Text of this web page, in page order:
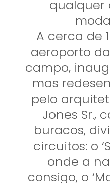
qualquer
A cerca de
aeroporto
campo,
mas
pelo
Jones Sr.,
buracos,
circuitos: o
onde a
consigo, o